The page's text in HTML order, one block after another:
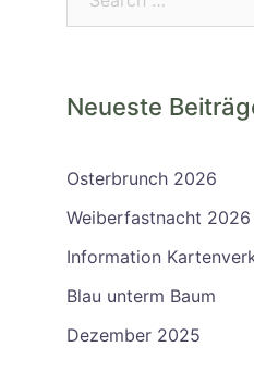
Neueste
Osterbrunch 2026
Weiberfastnacht 2026
Information
Blau unterm Baum
Dezember 2025